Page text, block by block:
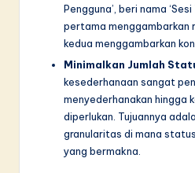
Pengguna’, beri nama
pertama
kedua menggambarkan
Minimalkan Jumlah
kesederhanaan sangat
menyederhanakan hingga
diperlukan. Tujuannya
granularitas di mana
yang bermakna.